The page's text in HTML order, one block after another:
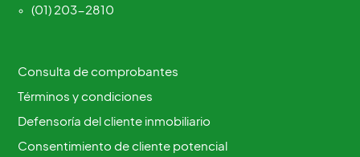
(01) 203-2810
Consulta de comprobantes
Términos y condiciones
Defensoría del cliente inmobiliario
Consentimiento de cliente potencial